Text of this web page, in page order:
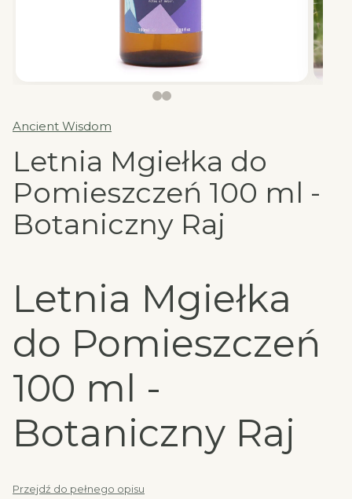
Ancient Wisdom
Letnia Mgiełka do
Pomieszczeń 100 ml -
Botaniczny Raj
Letnia Mgiełka
do Pomieszczeń
100 ml -
Botaniczny Raj
Przejdź do pełnego opisu